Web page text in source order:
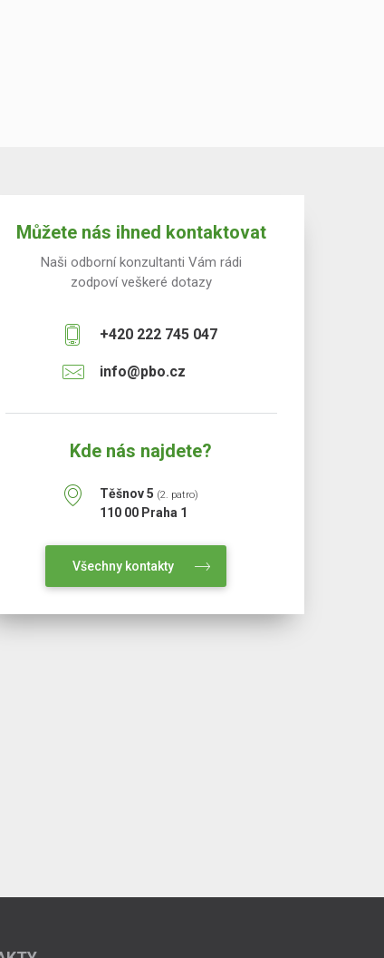
Můžete nás ihned kontaktovat
Naši odborní konzultanti Vám rádi
zodpoví veškeré dotazy
+420 222 745 047
info@pbo.cz
Kde nás najdete?
Těšnov 5 (2. patro)
110 00 Praha 1
Všechny kontakty